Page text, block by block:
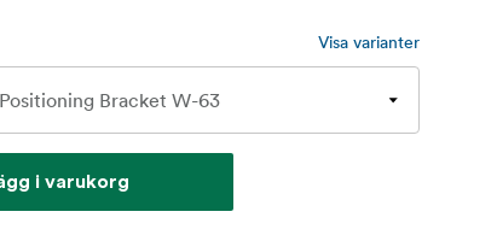
Visa varianter
i varukorg